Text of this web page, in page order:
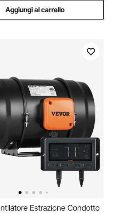
Aggiungi al carrello
Estrazione Condotto